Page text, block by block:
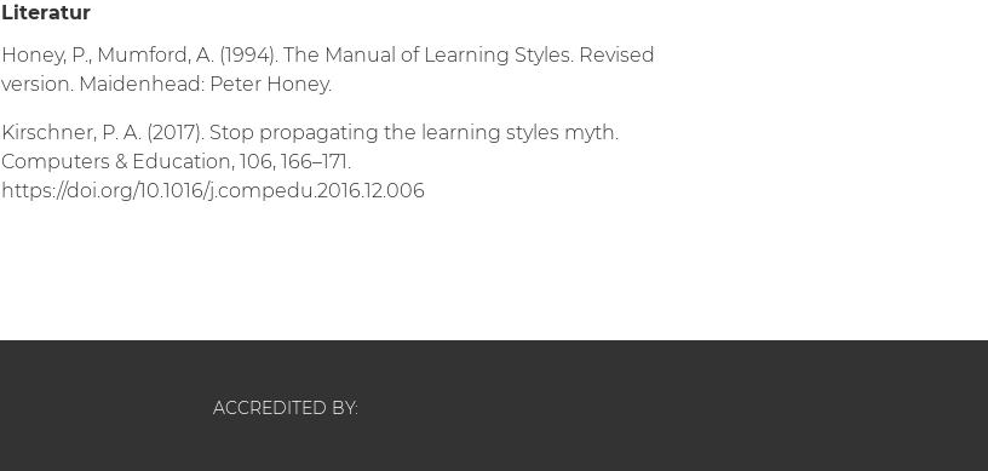
Literatur
Honey, P., Mumford, A. (1994). The Manual of Learning Styles. Revised
version. Maidenhead: Peter Honey.
Kirschner, P. A. (2017). Stop propagating the learning styles myth.
Computers & Education, 106, 166–171.
https://doi.org/10.1016/j.compedu.2016.12.006
ACCREDITED BY: